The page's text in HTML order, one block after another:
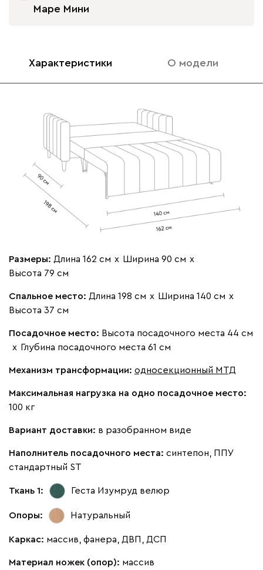
Бентори
240
000 490
Геста
Бежевый Марсала Молочный Мята
Жёлтый Песочный Розовый
ГрафитМаре Мини
Характеристики О модели
Размеры: Длина 162 см х Ширина 90 см х
Высота 79 см
Спальное место: Длина 198 см х Ширина 140 см х
Высота 37 см
Посадочное место: Высота посадочного места 44 см
х Глубина посадочного места 61 см
Механизм трансформации: односекционный МТД
Максимальная нагрузка на одно посадочное место:
100 кг
Вариант доставки: в разобранном виде
Наполнитель посадочного места: синтепон, ППУ
стандартный ST
Ткань 1: Геста Изумруд велюр
Опоры: Натуральный
Каркас: массив, фанера, ДВП, ДСП
Материал ножек (опор): массив